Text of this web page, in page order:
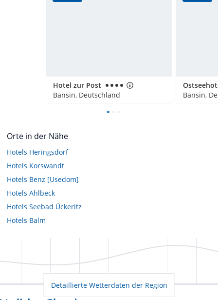
Hotel zur Post
Bansin, Deutschland
Bansin,
Orte in der Nähe
Hotels Heringsdorf
Hotels Korswandt
Hotels Benz [Usedom]
Hotels Ahlbeck
Hotels Seebad Ückeritz
Hotels Balm
Detaillierte Wetterdaten der Region